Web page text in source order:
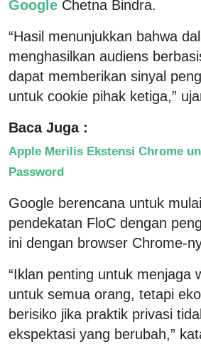
Google Chetna Bindra.
“Hasil menunjukkan bahwa
menghasilkan audiens
dapat memberikan sinyal
untuk cookie pihak ketiga,”
Baca Juga :
Apple Merilis Ekstensi Chrome
Password
Google berencana untuk
pendekatan FloC dengan
ini dengan browser Chrome-
“Iklan penting untuk menjaga
untuk semua orang, tetapi
berisiko jika praktik privasi
ekspektasi yang berubah,”